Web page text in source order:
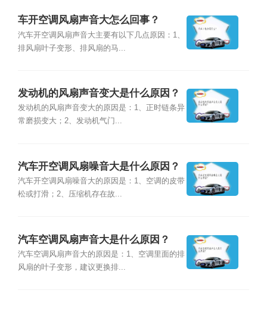
车开空调风扇声音大怎么回事？
汽车开空调风扇声音大主要有以下几点原因：1、
排风扇叶子变形、排风扇的马...
发动机的风扇声音变大是什么原因？
发动机的风扇声音变大的原因是：1、正时链条异
常磨损变大；2、发动机气门...
汽车开空调风扇噪音大是什么原因？
汽车开空调风扇噪音大的原因是：1、空调的皮带
松或打滑；2、压缩机存在故...
汽车空调风扇声音大是什么原因？
汽车空调风扇声音大的原因是：1、空调里面的排
风扇的叶子变形，建议更换排...